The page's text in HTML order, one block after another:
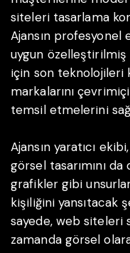
siteleri tasarlama
Ajansın profesyonel
uygun özelleştirilmiş
için son teknolojileri
markalarını
temsil etmelerini
Ajansın yaratıcı
görsel tasarımını
grafikler gibi
kişiliğini yansıtacak
sayede, web siteleri
zamanda görsel